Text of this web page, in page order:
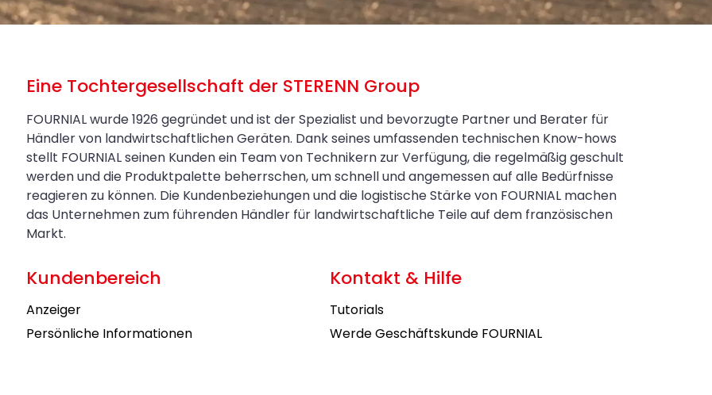
Eine Tochtergesellschaft der STERENN Group
FOURNIAL wurde 1926 gegründet und ist der Spezialist und bevorzugte Partner und Berater für
Händler von landwirtschaftlichen Geräten. Dank seines umfassenden technischen Know-hows
stellt FOURNIAL seinen Kunden ein Team von Technikern zur Verfügung, die regelmäßig geschult
werden und die Produktpalette beherrschen, um schnell und angemessen auf alle Bedürfnisse
reagieren zu können. Die Kundenbeziehungen und die logistische Stärke von FOURNIAL machen
das Unternehmen zum führenden Händler für landwirtschaftliche Teile auf dem französischen
Markt.
Kundenbereich
Anzeiger
Persönliche Informationen
Kontakt & Hilfe
Tutorials
Werde Geschäftskunde FOURNIAL